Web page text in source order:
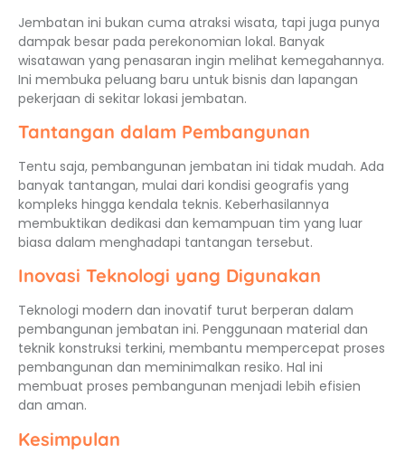
Jembatan ini bukan cuma atraksi wisata, tapi juga punya
dampak besar pada perekonomian lokal. Banyak
wisatawan yang penasaran ingin melihat kemegahannya.
Ini membuka peluang baru untuk bisnis dan lapangan
pekerjaan di sekitar lokasi jembatan.
Tantangan dalam Pembangunan
Tentu saja, pembangunan jembatan ini tidak mudah. Ada
banyak tantangan, mulai dari kondisi geografis yang
kompleks hingga kendala teknis. Keberhasilannya
membuktikan dedikasi dan kemampuan tim yang luar
biasa dalam menghadapi tantangan tersebut.
Inovasi Teknologi yang Digunakan
Teknologi modern dan inovatif turut berperan dalam
pembangunan jembatan ini. Penggunaan material dan
teknik konstruksi terkini, membantu mempercepat proses
pembangunan dan meminimalkan resiko. Hal ini
membuat proses pembangunan menjadi lebih efisien
dan aman.
Kesimpulan